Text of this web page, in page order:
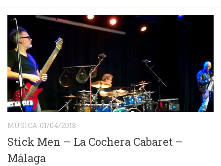
MÚSICA 01/04/2018
Stick Men – La Cochera Cabaret –
Málaga